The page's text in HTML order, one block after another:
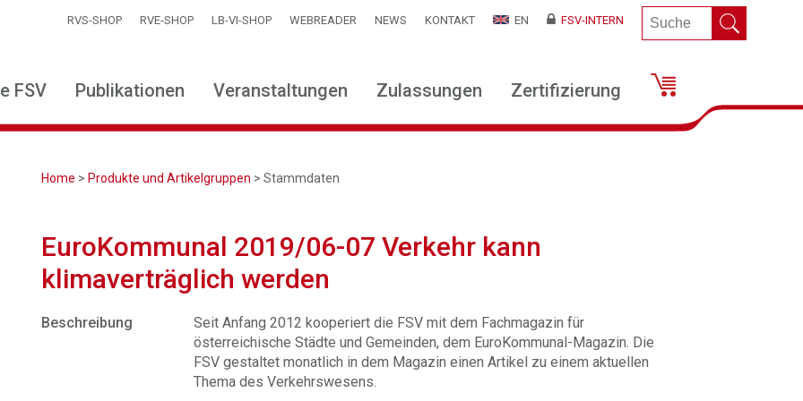
RVS-SHOP RVE-SHOP LB-VI-SHOP WEBREADER NEWS KONTAKT EN FSV-INTERN
FSV Publikationen Veranstaltungen Zulassungen Zertifizierung
Home > Produkte und Artikelgruppen > Stammdaten
EuroKommunal 2019/06-07 Verkehr kann
klimaverträglich werden
Beschreibung
Seit Anfang 2012 kooperiert die FSV mit dem Fachmagazin für
österreichische Städte und Gemeinden, dem EuroKommunal-Magazin. Die
FSV gestaltet monatlich in dem Magazin einen Artikel zu einem aktuellen
Thema des Verkehrswesens.